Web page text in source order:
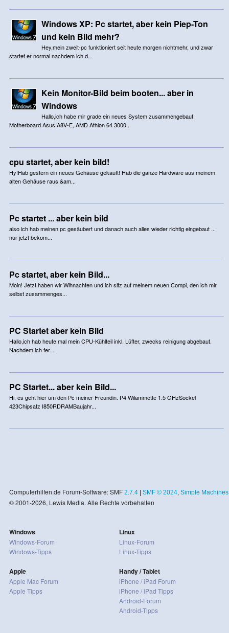
Windows XP: Pc startet, aber kein Piep-Ton
und kein Bild mehr?
Hey,mein zweit-pc funktioniert seit heute morgen nichtmehr, und zwar
startet er normal nachdem ich d...
Kein Monitor-Bild beim booten... aber in
Windows
Hallo,ich habe mir grade ein neues System zusammengebaut:
Motherboard Asus A8V-E, AMD Athlon 64 3000...
cpu startet, aber kein bild!
Hy!Hab gestern ein neues Gehäuse gekauft! Hab die ganze Hardware aus meinem
alten Gehäuse raus &am...
Pc startet ... aber kein bild
also ich hab meinen pc gesäubert und danach auch alles wieder richtig eingebaut ...
nur jetzt bekom...
Pc startet, aber kein Bild...
Moin! Jetzt haben wir Wihnachten und ich sitz auf meinem neuen Compi, den ich mir
selbst zusammenges...
PC Startet aber kein Bild
Hallo,ich hab heute mal mein CPU-Kühlteil inkl. Lüfter, zwecks reinigung abgebaut.
Nachdem ich fer...
PC Startet... aber kein Bild...
Hi, es geht hier um den Pc meiner Freundin. P4 Wilammette 1.5 GHzSockel
423Chipsatz I850RDRAMBaujahr...
Computerhilfen.de Forum-Software: SMF 2.7.4| SMF © 2024, Simple Machines
© 2001-2026, Lewis Media. Alle Rechte vorbehalten
Windows
Windows-Forum
Windows-Tipps
Apple
Apple Mac Forum
Apple Tipps
Linux
Linux-Forum
Linux-Tipps
Handy / Tablet
iPhone / iPad Forum
iPhone / iPad Tipps
Android-Forum
Android-Tipps